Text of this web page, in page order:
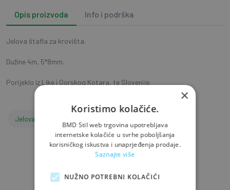
Opis proizvoda Info i podrška
Jelova štafla za krovišta.
Dužine 4m, 5*8mm.
Porijeklo iz Like i Gorskog Kotara, te Slovenije.
Jelova štafla 5 cm x 8 cm x 4 m
×
Koristimo kolačiće.
BMD Stil web trgovina upotrebljava
internetske kolačiće u svrhe poboljšanja
korisničkog iskustva i unaprjeđenja prodaje.
Saznajte više
NUŽNO POTREBNI KOLAČIĆI